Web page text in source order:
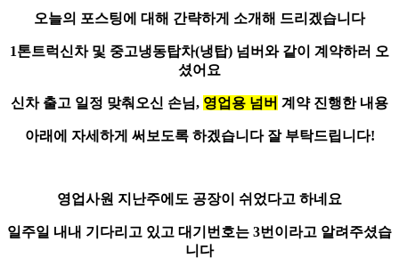
오늘의 포스팅에 대해 간략하게 소개해 드리겠습니다
1톤트럭신차및 중고냉동탑차(냉탑) 넘버와 같이 계약하러 오
셨어요
신차 출고 일정 맞춰오신 손님, 영업용 넘버 계약 진행한 내용
아래에 자세하게 써보도록 하겠습니다 잘 부탁드립니다!
영업사원 지난주에도 공장이 쉬었다고 하네요
일주일 내내 기다리고 있고 대기번호는 3번 이라고 알려주셨습
니다